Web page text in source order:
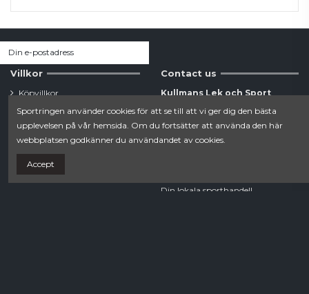
Villkor
Köpvillkor
Integritetspolicy
Contact us
Kullmans Lek och Sport
Estunavägen 20B
Din lokala sporthandel!
Sportringen använder cookies för att se till att vi ger dig den bästa
upplevelsen på vår hemsida. Om du fortsätter att använda den här
webbplatsen godkänner du användandet av cookies.
Accept